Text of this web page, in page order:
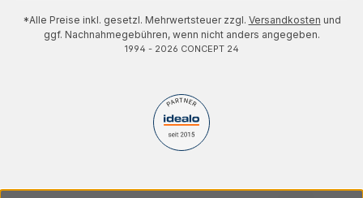
*Alle Preise inkl. gesetzl. Mehrwertsteuer zzgl. Versandkosten und
ggf. Nachnahmegebühren, wenn nicht anders angegeben.
1994 - 2026 CONCEPT 24